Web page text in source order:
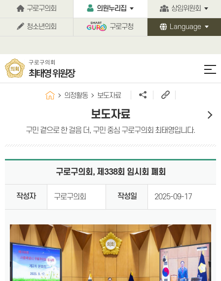
본문바로가기구로구의회 의원누리집 상임위원회
청소년의회 구로구청 Language
구로구의회
최태영 위원장
의정활동 보도자료
보도자료
구민 곁으로 한 걸음 더, 구민 중심 구로구의회 최태영입니다.
구로구의회, 제338회 임시회 폐회
작성자 구로구의회 작성일 2025-09-17